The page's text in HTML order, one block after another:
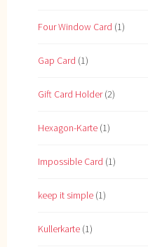
Four Window Card (1)
Gap Card (1)
Gift Card Holder(2)
Hexagon-Karte (1)
Impossible Card (1)
keep it simple (1)
Kullerkarte (1)